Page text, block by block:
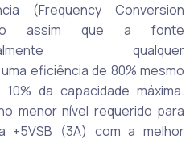
(Frequency Conversion
assim que a fonte
qualquer
eficiência de 80% mesmo
da capacidade máxima.
menor nível requerido para
+5VSB (3A) com a melhor